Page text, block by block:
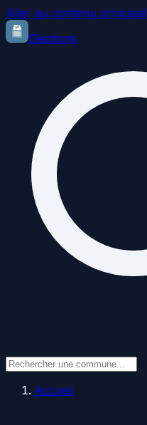
Aller au contenu principal
Elections
Accueil